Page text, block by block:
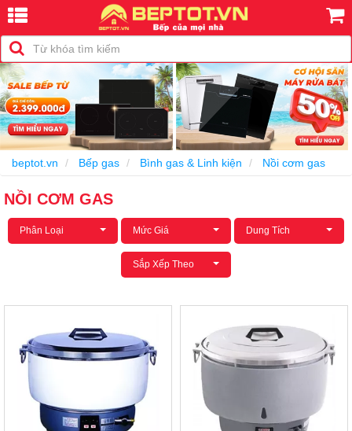
beptot.vn Bếp gas Bình gas & Linh kiện Nồi cơm gas
NỒI CƠM GAS
Phân Loại Mức Giá Dung Tích
Sắp Xếp Theo